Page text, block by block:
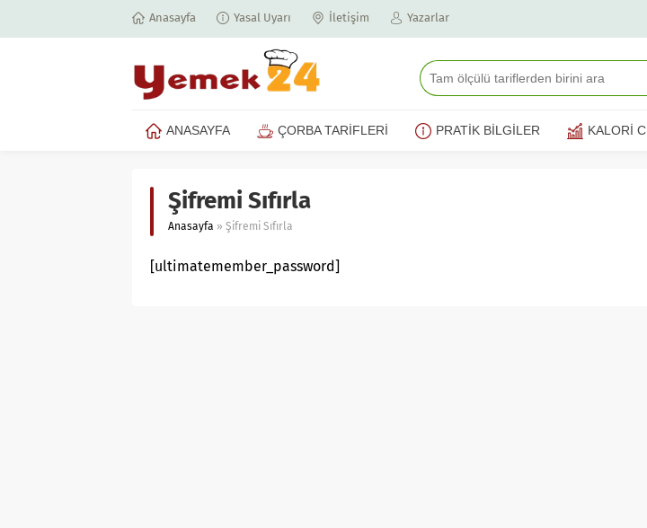
Anasayfa Yasal Uyarı İletişim Yazarlar
ANASAYFA ÇORBA TARİFLERİ PRATİK BİLGİLER KALORİ
Şifremi Sıfırla
Anasayfa » Şifremi Sıfırla
[ultimatemember_password]